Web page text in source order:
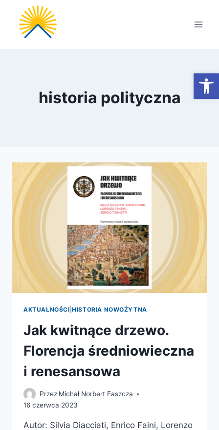
Przejdź
treści
historia polityczna
AKTUALNOŚCI |HISTORIA NOWOŻYTNA
Jak kwitnące drzewo.
Florencja średniowieczna
i renesansowa
Przez Michał Norbert Faszcza
16 czerwca 2023
Autor: Silvia Diacciati, Enrico Faini, Lorenzo